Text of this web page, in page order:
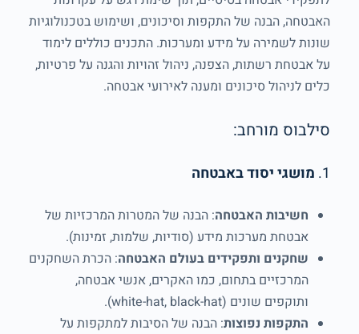
האבטחה, הבנה של התקפות וסיכונים, ושימוש בטכנולוגיות
שונות לשמירה על מידע ומערכות. התכנים כוללים לימוד
על אבטחת רשתות, הצפנה, ניהול זהויות והגנה על פרטיות,
כלים לניהול סיכונים ומענה לאירועי אבטחה.
סילבוס מורחב:
1. מושגי יסוד באבטחה
חשיבות האבטחה: הבנה של המטרות המרכזיות של
אבטחת מערכות מידע (סודיות, שלמות, זמינות).
שחקנים ותפקידים בעולם האבטחה: הכרת השחקנים
המרכזיים בתחום, כמו האקרים, אנשי אבטחה,
ותוקפים שונים (white-hat, black-hat).
התקפות נפוצות: הבנה של הסיבות למתקפות על